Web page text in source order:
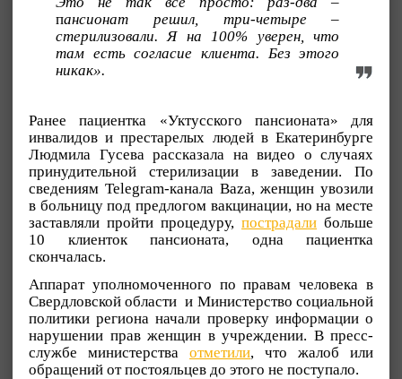
пансионат решил, три-четыре –
стерилизовали. Я на 100% уверен, что
там есть согласие клиента. Без этого
никак».
Ранее пациентка «Уктусского пансионата» для
инвалидов и престарелых людей в Екатеринбурге
Людмила Гусева рассказала на видео о случаях
принудительной стерилизации в заведении. По
сведениям Telegram-канала Baza, женщин увозили
в больницу под предлогом вакцинации, но на месте
заставляли пройти процедуру, пострадали больше
10 клиенток пансионата, одна пациентка
скончалась.
Аппарат уполномоченного по правам человека в
Свердловской области и Министерство социальной
политики региона начали проверку информации о
нарушении прав женщин в учреждении. В пресс-
службе министерства отметили, что жалоб или
обращений от постояльцев до этого не поступало.